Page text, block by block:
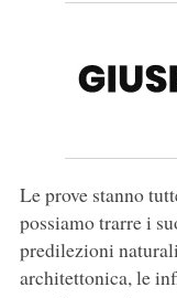
Le prove stanno
possiamo trarre i
predilezioni
architettonica, le